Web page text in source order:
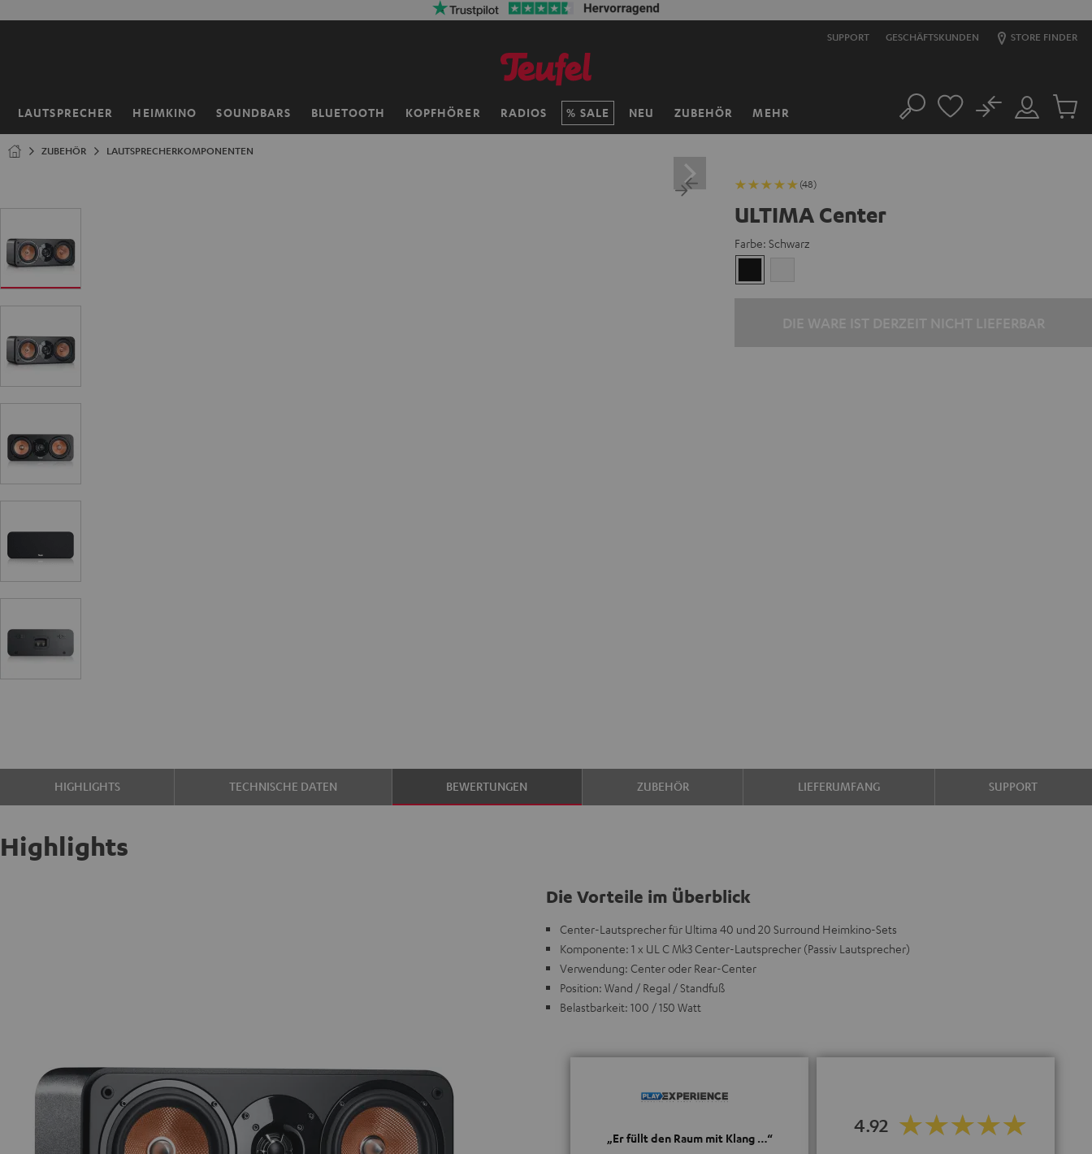
SUPPORT GESCHÄFTSKUNDEN STORE FINDER
LAUTSPRECHER HEIMKINO SOUNDBARS BLUETOOTH KOPFHÖRER RADIOS SALE NEU ZUBEHÖR MEHR
Startseite Suche
Mein
Konto
No
Artikel
ZUBEHÖR LAUTSPRECHERKOMPONENTEN
(48)
ULTIMA Center
Farbe: Schwarz
HIGHLIGHTS TECHNISCHE DATEN BEWERTUNGEN ZUBEHÖR LIEFERUMFANG SUPPORT
Highlights
Die Vorteile im Überblick
Center-Lautsprecher für Ultima 40 und 20 Surround Heimkino-Sets
Komponente: 1 x UL C Mk3 Center-Lautsprecher (Passiv Lautsprecher)
Verwendung: Center oder Rear-Center
Position: Wand / Regal / Standfuß
Belastbarkeit: 100 / 150 Watt
„Er füllt den Raum mit Klang …“
4.92